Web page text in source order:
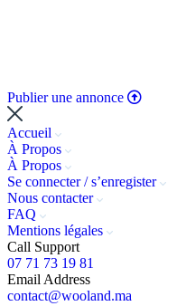
Publier une annonce
Accueil
À Propos
À Propos
Se connecter / s’enregister
Nous contacter
FAQ
Mentions légales
Call Support
07 71 73 19 81
Email Address
contact@wooland.ma